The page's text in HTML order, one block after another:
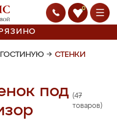
0
→ СТЕНКИ
под (47
товаров)